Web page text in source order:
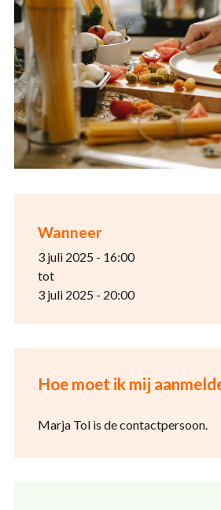
Wanneer
3 juli 2025 - 16:00
tot
3 juli 2025 - 20:00
Hoe moet ik mij
Marja Tol is de contactpersoon.